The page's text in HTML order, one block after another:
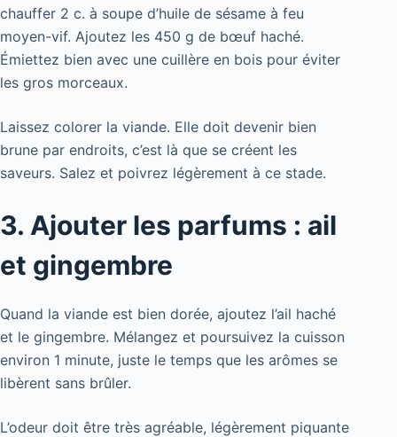
chauffer 2 c. à soupe d’huile de sésame à feu
moyen-vif. Ajoutez les 450 g de bœuf haché.
Émiettez bien avec une cuillère en bois pour éviter
les gros morceaux.
Laissez colorer la viande. Elle doit devenir bien
brune par endroits, c’est là que se créent les
saveurs. Salez et poivrez légèrement à ce stade.
3. Ajouter les parfums : ail
et gingembre
Quand la viande est bien dorée, ajoutez l’ail haché
et le gingembre. Mélangez et poursuivez la cuisson
environ 1 minute, juste le temps que les arômes se
libèrent sans brûler.
L’odeur doit être très agréable, légèrement piquante